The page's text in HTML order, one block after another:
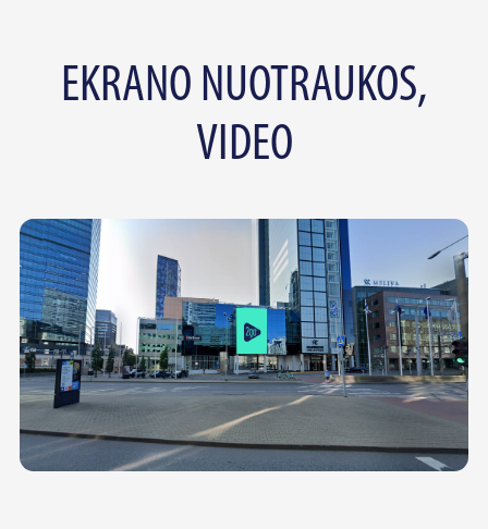
EKRANO NUOTRAUKOS,
VIDEO